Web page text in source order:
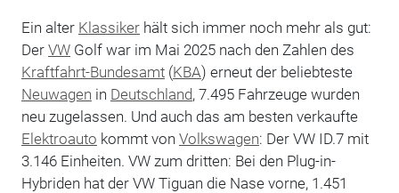
Ein alter Klassikerhält sich immer noch mehr als gut:
Der VWGolf war im Mai 2025 nach den Zahlen des
Kraftfahrt-Bundesamt(KBA) erneut der beliebteste
Neuwagen in Deutschland, 7.495 Fahrzeuge wurden
neu zugelassen. Und auch das am besten verkaufte
Elektroauto kommt von Volkswagen: Der VW ID.7 mit
3.146 Einheiten. VW zum dritten: Bei den Plug-in-
Hybriden hat der VW Tiguan die Nase vorne, 1.451